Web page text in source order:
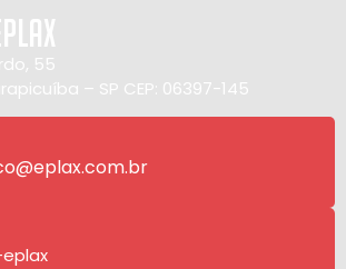
55
– SP CEP: 06397-145